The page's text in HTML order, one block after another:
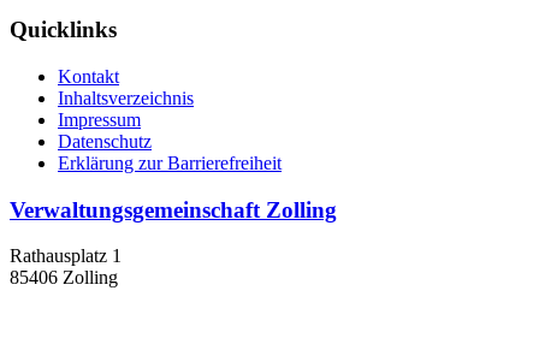
Quicklinks
Kontakt
Inhaltsverzeichnis
Impressum
Datenschutz
Erklärung zur Barrierefreiheit
Verwaltungsgemeinschaft Zolling
Rathausplatz 1
85406 Zolling